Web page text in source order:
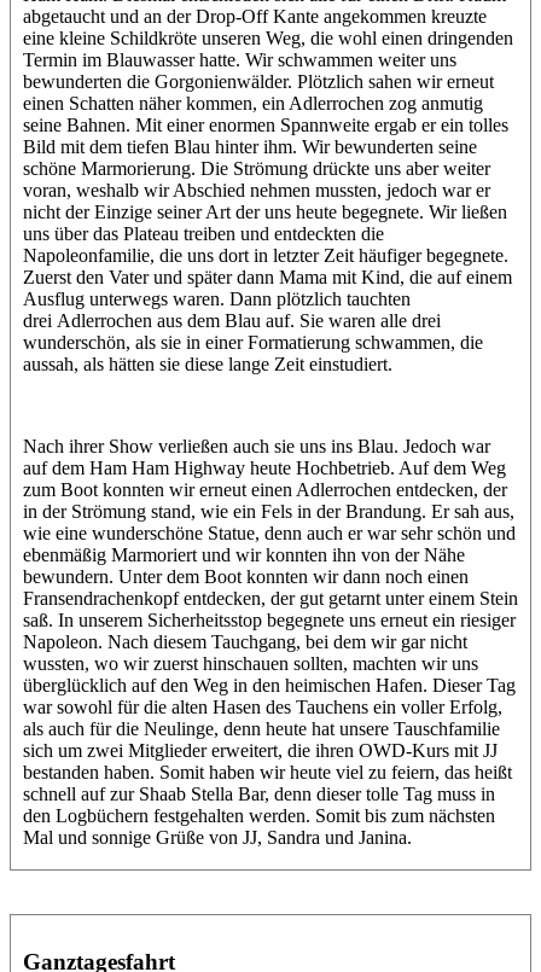
abgetaucht und an der Drop-Off Kante angekommen kreuzte
eine kleine Schildkröte unseren Weg, die wohl einen dringenden
Termin im Blauwasser hatte. Wir schwammen weiter uns
bewunderten die Gorgonienwälder. Plötzlich sahen wir erneut
einen Schatten näher kommen, ein Adlerrochen zog anmutig
seine Bahnen. Mit einer enormen Spannweite ergab er ein tolles
Bild mit dem tiefen Blau hinter ihm. Wir bewunderten seine
schöne Marmorierung. Die Strömung drückte uns aber weiter
voran, weshalb wir Abschied nehmen mussten, jedoch war er
nicht der Einzige seiner Art der uns heute begegnete. Wir ließen
uns über das Plateau treiben und entdeckten die
Napoleonfamilie, die uns dort in letzter Zeit häufiger begegnete.
Zuerst den Vater und später dann Mama mit Kind, die auf einem
Ausflug unterwegs waren. Dann plötzlich tauchten
drei Adlerrochen aus dem Blau auf. Sie waren alle drei
wunderschön, als sie in einer Formatierung schwammen, die
aussah, als hätten sie diese lange Zeit einstudiert.
Nach ihrer Show verließen auch sie uns ins Blau. Jedoch war
auf dem Ham Ham Highway heute Hochbetrieb. Auf dem Weg
zum Boot konnten wir erneut einen Adlerrochen entdecken, der
in der Strömung stand, wie ein Fels in der Brandung. Er sah aus,
wie eine wunderschöne Statue, denn auch er war sehr schön und
ebenmäßig Marmoriert und wir konnten ihn von der Nähe
bewundern. Unter dem Boot konnten wir dann noch einen
Fransendrachenkopf entdecken, der gut getarnt unter einem Stein
saß. In unserem Sicherheitsstop begegnete uns erneut ein riesiger
Napoleon. Nach diesem Tauchgang, bei dem wir gar nicht
wussten, wo wir zuerst hinschauen sollten, machten wir uns
überglücklich auf den Weg in den heimischen Hafen. Dieser Tag
war sowohl für die alten Hasen des Tauchens ein voller Erfolg,
als auch für die Neulinge, denn heute hat unsere Tauschfamilie
sich um zwei Mitglieder erweitert, die ihren OWD-Kurs mit JJ
bestanden haben. Somit haben wir heute viel zu feiern, das heißt
schnell auf zur Shaab Stella Bar, denn dieser tolle Tag muss in
den Logbüchern festgehalten werden. Somit bis zum nächsten
Mal und sonnige Grüße von JJ, Sandra und Janina.
Ganztagesfahrt